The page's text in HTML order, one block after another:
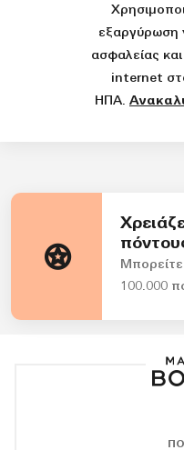
εξαργύρωση
ασφαλείας
internet
ΗΠΑ.
100.000
Ανοίγει νέο παράθυρο